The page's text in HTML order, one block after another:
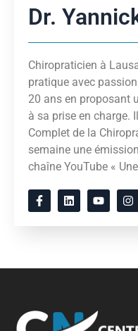
Dr.
Chiropraticien à
pratique avec
20 ans en proposant
à sa prise en charge.
Complet de la
semaine une
chaîne YouTube «